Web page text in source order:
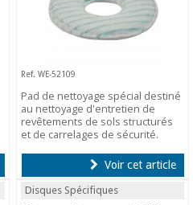
Ref. WE-52109
Pad de nettoyage spécial destiné
au nettoyage d'entretien de
revêtements de sols structurés
et de carrelages de sécurité.
Voir cet article
Disques Spécifiques